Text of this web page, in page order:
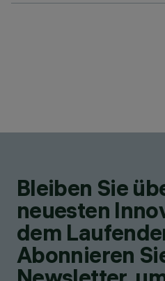
Bleiben Sie
neuesten
dem
Abonnieren